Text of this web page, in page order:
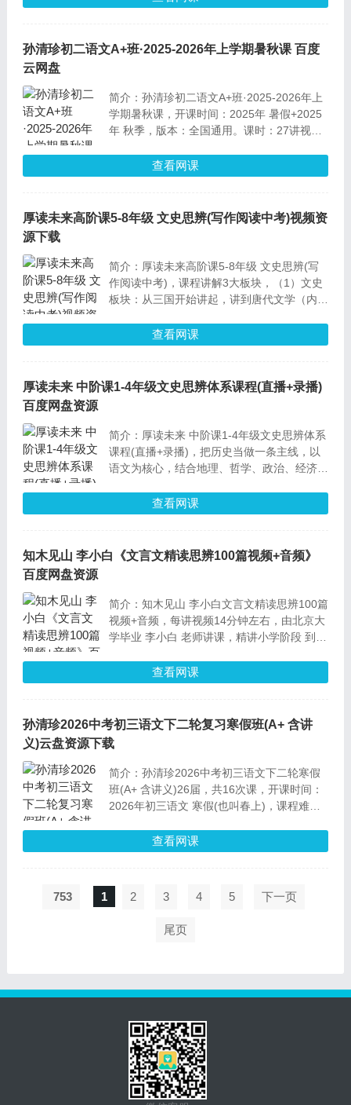
语文 的起点，重要的基础和重要的知识之
心。
孙清珍初二语文A+班·2025-2026年上学期暑秋课 百度
云网盘
简介：孙清珍初二语文A+班·2025-2026年上
学期暑秋课，开课时间：2025年 暑假+2025
年 秋季，版本：全国通用。课时：27讲视频
查看网课
厚读未来高阶课5-8年级 文史思辨(写作阅读中考)视频资
源下载
简介：厚读未来高阶课5-8年级 文史思辨(写
作阅读中考)，课程讲解3大板块，（1）文史
板块：从三国开始讲起，讲到唐代文学（内容
（2）写作板块：5-6年级为小初衔接，7-8年
级为目标中考。（3）阅读理解板块：精准分
查看网课
厚读未来 中阶课1-4年级文史思辨体系课程(直播+录播)
百度网盘资源
简介：厚读未来 中阶课1-4年级文史思辨体系
课程(直播+录播)，把历史当做一条主线，以
语文为核心，结合地理、哲学、政治、经济这
素养和应试完美结合。
查看网课
知木见山 李小白《文言文精读思辨100篇视频+音频》
百度网盘资源
简介：知木见山 李小白文言文精读思辨100篇
视频+音频，每讲视频14分钟左右，由北京大
学毕业 李小白 老师讲课，精讲小学阶段 到
学习法：听懂、读懂、抓字词、勤练习，稳扎
稳打，提升各阶段文言文能力。
查看网课
孙清珍2026中考初三语文下二轮复习寒假班(A+ 含讲
义)云盘资源下载
简介：孙清珍2026中考初三语文下二轮寒假
班(A+ 含讲义)26届，共16次课，开课时间：
2026年初三语文 寒假(也叫春上)，课程难
第二阶段复习，复合主题，高难题型讲解，专
项训练
查看网课
753 1 2 3 4 5 下一页
尾页